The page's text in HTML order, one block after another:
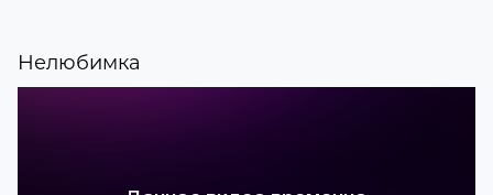
Нелюбимка